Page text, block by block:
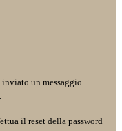
inviato un messaggio
il reset della password